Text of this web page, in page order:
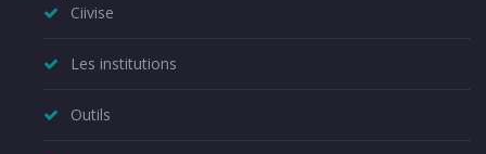
Ciivise
Les institutions
Outils